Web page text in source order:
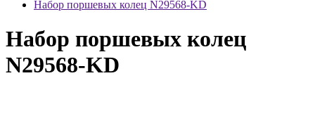
Набор поршевых колец N29568-KD
Набор поршевых колец
N29568-KD